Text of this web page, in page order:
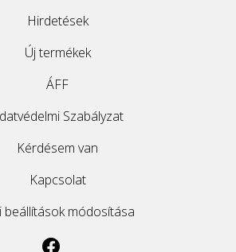
Hirdetések
Új termékek
ÁFF
Szabályzat
Kérdésem van
Kapcsolat
beállítások módosítása